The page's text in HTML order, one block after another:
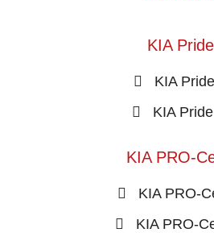
KIA Pride
KIA
KIA
KIA PRO-
KIA PRO-
KIA PRO-